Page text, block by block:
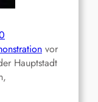
vor
Hauptstadt